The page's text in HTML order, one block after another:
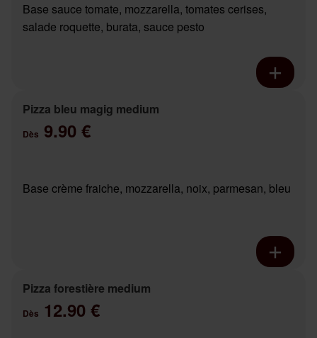
Base sauce tomate, mozzarella, tomates cerises,
salade roquette, burata, sauce pesto
Pizza bleu magig medium
Dès 9.90 €
Base crème fraiche, mozzarella, noix, parmesan, bleu
Pizza forestière medium
Dès 12.90 €